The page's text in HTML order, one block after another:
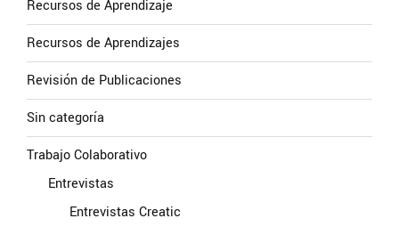
Recursos de Aprendizaje
Recursos de Aprendizajes
Revisión de Publicaciones
Sin categoría
Trabajo Colaborativo
Entrevistas
Entrevistas Creatic